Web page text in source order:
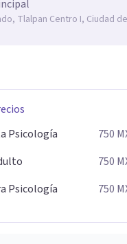
para TDA)
*Inteligencia
Tlalpan Centro I, Ciudad
Psicología
750
750
Psicología
750